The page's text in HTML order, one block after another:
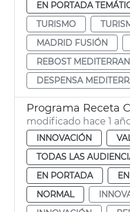
EN PORTADA
TURISMO
MADRID FUSIÓN
REBOST
DESPENSA
Programa Receta
modificado hace 1
INNOVACIÓN
TODAS LAS
EN PORTADA
NORMAL